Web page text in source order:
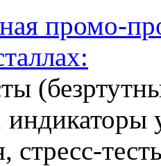
промо-
стресс-